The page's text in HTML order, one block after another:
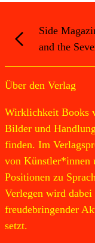
Side
and the
Über den Verlag
Wirklichkeit Books
Bilder und
finden. Im
von Künstler*innen
Positionen zu
Verlegen wird
freudebringender
setzt.